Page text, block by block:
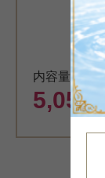
内容量換算
5,050